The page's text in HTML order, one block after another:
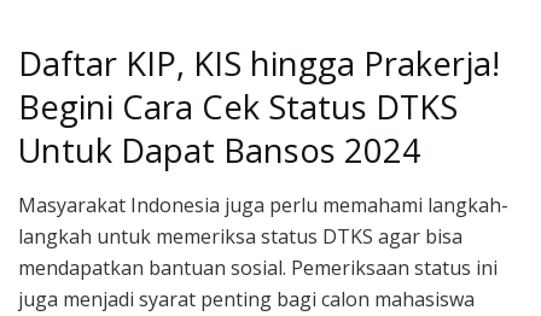
Daftar KIP, KIS hingga Prakerja!
Begini Cara Cek Status DTKS
Untuk Dapat Bansos 2024
Masyarakat Indonesia juga perlu memahami langkah-
langkah untuk memeriksa status DTKS agar bisa
mendapatkan bantuan sosial. Pemeriksaan status ini
juga menjadi syarat penting bagi calon mahasiswa